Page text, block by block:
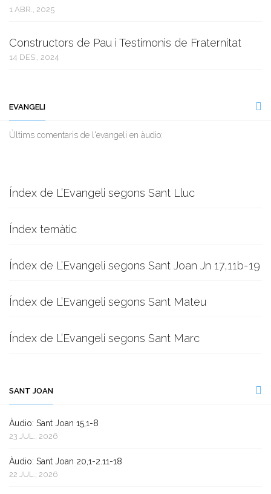
1 ABR., 2025
Constructors de Pau i Testimonis de Fraternitat
14 DES., 2024
EVANGELI
Ùltims comentaris de l'evangeli en àudio:
Índex de L’Evangeli segons Sant Lluc
Índex temàtic
Índex de L’Evangeli segons Sant Joan Jn 17,11b-19
Índex de L’Evangeli segons Sant Mateu
Índex de L’Evangeli segons Sant Marc
SANT JOAN
Àudio: Sant Joan 15,1-8
23 JUL., 2026
Àudio: Sant Joan 20,1-2.11-18
22 JUL., 2026